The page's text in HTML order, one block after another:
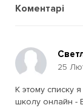
Коментарі
25
К этому списку
школу онлайн -